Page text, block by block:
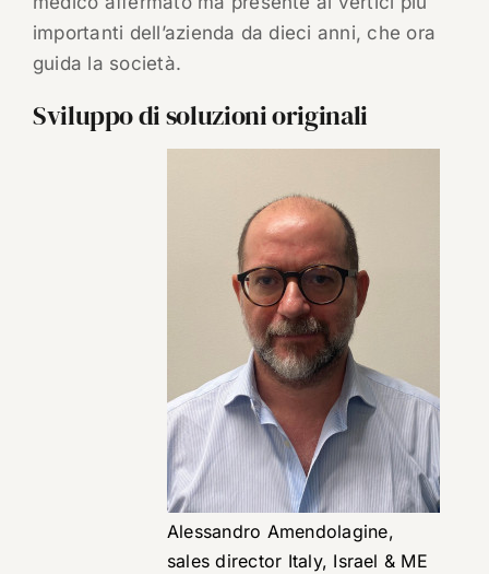
importanti dell’azienda da dieci anni, che ora
guida la società.
Sviluppo di soluzioni originali
Alessandro Amendolagine,
sales director Italy, Israel & ME